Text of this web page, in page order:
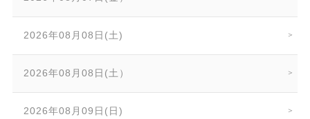
2026年08月08日(土)
2026年08月08日(土）
2026年08月09日(日)